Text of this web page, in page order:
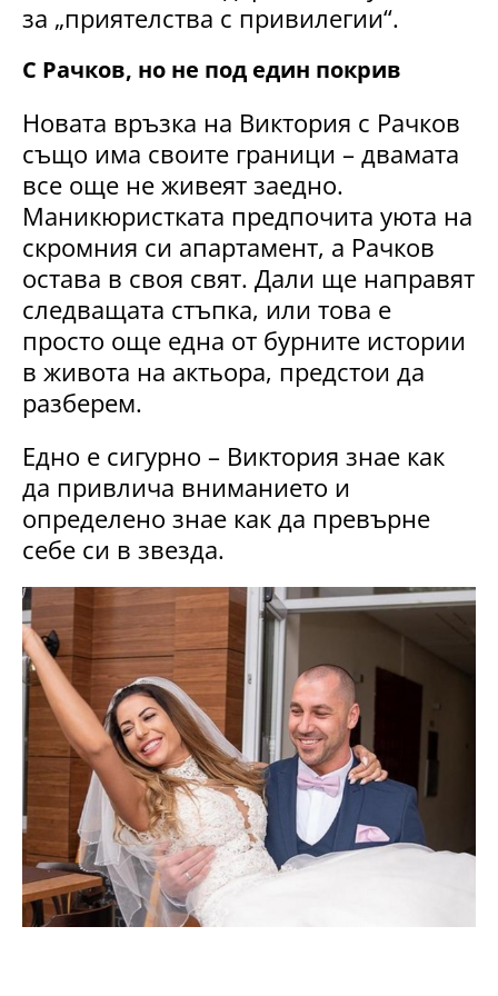
за „приятелства с привилегии“.
С Рачков, но не под един покрив
Новата връзка на Виктория с Рачков
също има своите граници – двамата
все още не живеят заедно.
Маникюристката предпочита уюта на
скромния си апартамент, а Рачков
остава в своя свят. Дали ще направят
следващата стъпка, или това е
просто още една от бурните истории
в живота на актьора, предстои да
разберем.
Едно е сигурно – Виктория знае как
да привлича вниманието и
определено знае как да превърне
себе си в звезда.